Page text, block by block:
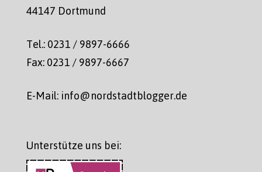
44147 Dortmund
Tel.: 0231 / 9897-6666
Fax: 0231 / 9897-6667
E-Mail: info@nordstadtblogger.de
Unterstütze uns bei: